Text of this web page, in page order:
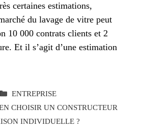
certaines estimations,
du lavage de vitre peut
10 000 contrats clients et 2
Et il s’agit d’une estimation
CATÉGORIES
ENTREPRISE
CHOISIR UN CONSTRUCTEUR
INDIVIDUELLE ?